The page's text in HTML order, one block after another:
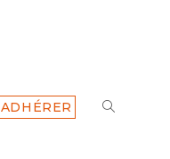
ADHÉRER TOGGLE